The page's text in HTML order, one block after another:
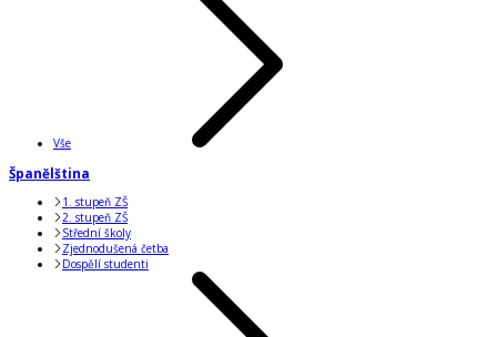
Vše
Španělština
1. stupeň ZŠ
2. stupeň ZŠ
Střední školy
Zjednodušená četba
Dospělí studenti